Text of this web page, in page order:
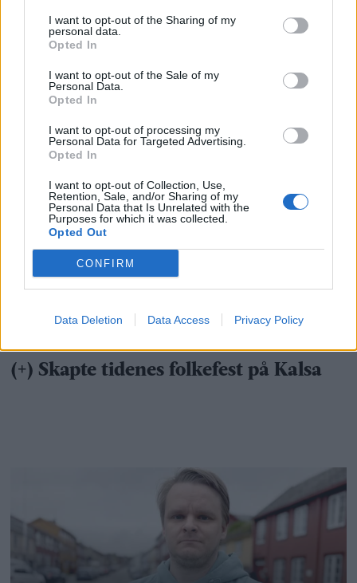
I want to opt-out of the Sharing of my
personal data.
Opted In
I want to opt-out of the Sale of my
Personal Data.
Opted In
I want to opt-out of processing my
Personal Data for Targeted Advertising.
Opted In
I want to opt-out of Collection, Use,
Retention, Sale, and/or Sharing of my
Personal Data that Is Unrelated with the
Purposes for which it was collected.
Opted Out
CONFIRM
Data Deletion Data Access Privacy Policy